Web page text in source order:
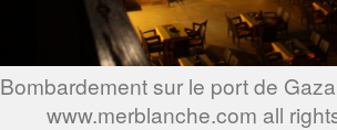
Bombardement sur le port de
www.merblanche.com all